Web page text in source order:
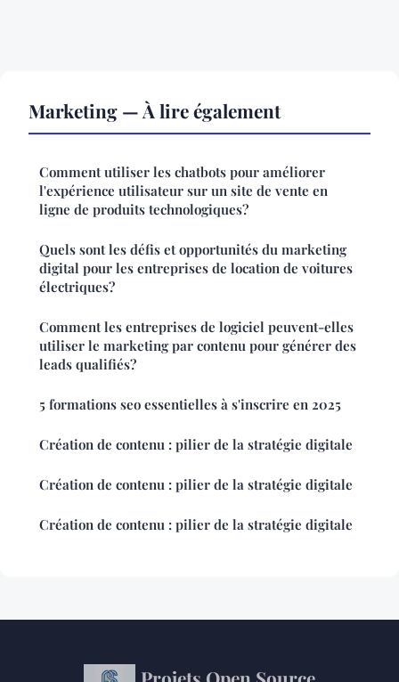
Marketing — À lire également
Comment utiliser les chatbots pour améliorer
l'expérience utilisateur sur un site de vente en
ligne de produits technologiques?
Quels sont les défis et opportunités du marketing
digital pour les entreprises de location de voitures
électriques?
Comment les entreprises de logiciel peuvent-elles
utiliser le marketing par contenu pour générer des
leads qualifiés?
5 formations seo essentielles à s'inscrire en 2025
Création de contenu : pilier de la stratégie digitale
Création de contenu : pilier de la stratégie digitale
Création de contenu : pilier de la stratégie digitale